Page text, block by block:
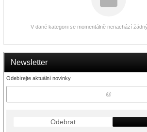
Newsletter
Odebírejte aktuální novinky
Odebrat
V dané kategorii se momentálně nenachází